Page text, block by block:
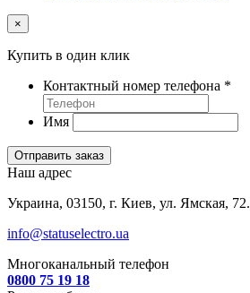
×
Купить в один клик
Контактный номер телефона *
Имя
Отправить заказ
Наш адрес
Украина, 03150, г. Киев, ул. Ямская, 72.
info@statuselectro.ua
Многоканальный телефон
0800 75 19 18